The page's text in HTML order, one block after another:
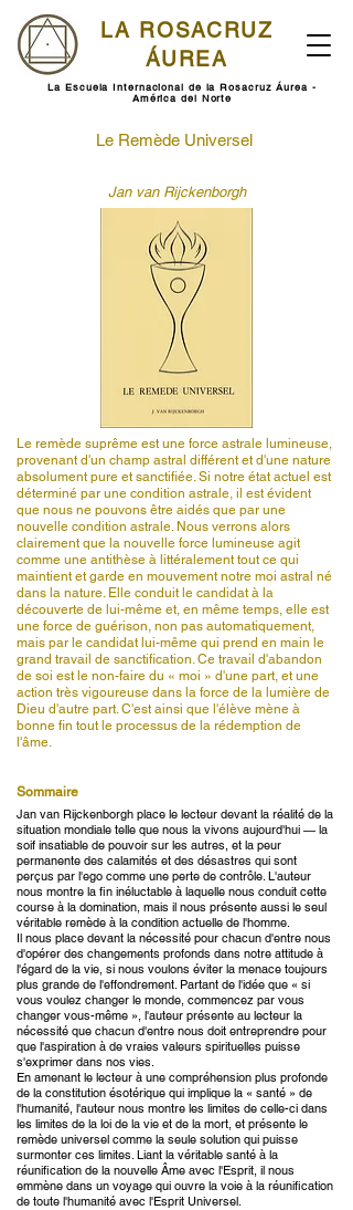
LA ROSACRUZ
ÁUREA
La Escuela Internacional de la Rosacruz Áurea -
América del Norte
Le Remède Universel
Jan van Rijckenborgh
Le remède suprême est une force astrale lumineuse,
provenant d'un champ astral différent et d'une nature
absolument pure et sanctifiée. Si notre état actuel est
déterminé par une condition astrale, il est évident
que nous ne pouvons être aidés que par une
nouvelle condition astrale. Nous verrons alors
clairement que la nouvelle force lumineuse agit
comme une antithèse à littéralement tout ce qui
maintient et garde en mouvement notre moi astral né
dans la nature. Elle conduit le candidat à la
découverte de lui-même et, en même temps, elle est
une force de guérison, non pas automatiquement,
mais par le candidat lui-même qui prend en main le
grand travail de sanctification. Ce travail d'abandon
de soi est le non-faire du « moi » d'une part, et une
action très vigoureuse dans la force de la lumière de
Dieu d'autre part. C'est ainsi que l'élève mène à
bonne fin tout le processus de la rédemption de
l'âme.
Sommaire
Jan van Rijckenborgh place le lecteur devant la réalité de la
situation mondiale telle que nous la vivons aujourd'hui — la
soif insatiable de pouvoir sur les autres, et la peur
permanente des calamités et des désastres qui sont
perçus par l'ego comme une perte de contrôle. L'auteur
nous montre la fin inéluctable à laquelle nous conduit cette
course à la domination, mais il nous présente aussi le seul
véritable remède à la condition actuelle de l'homme.
Il nous place devant la nécessité pour chacun d'entre nous
d'opérer des changements profonds dans notre attitude à
l'égard de la vie, si nous voulons éviter la menace toujours
plus grande de l'effondrement. Partant de l'idée que « si
vous voulez changer le monde, commencez par vous
changer vous-même », l'auteur présente au lecteur la
nécessité que chacun d'entre nous doit entreprendre pour
que l'aspiration à de vraies valeurs spirituelles puisse
s'exprimer dans nos vies.
En amenant le lecteur à une compréhension plus profonde
de la constitution ésotérique qui implique la « santé » de
l'humanité, l'auteur nous montre les limites de celle-ci dans
les limites de la loi de la vie et de la mort, et présente le
remède universel comme la seule solution qui puisse
surmonter ces limites. Liant la véritable santé à la
réunification de la nouvelle Âme avec l'Esprit, il nous
emmène dans un voyage qui ouvre la voie à la réunification
de toute l'humanité avec l'Esprit Universel.